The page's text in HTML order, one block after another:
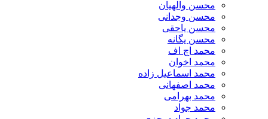
محسن والهیان
محسن وجدانی
محسن یاحقی
محسن یگانه
محمد اچ اف
محمد اخوان
محمد اسماعیل زاده
محمد اصفهانی
محمد بهرامی
محمد جواد